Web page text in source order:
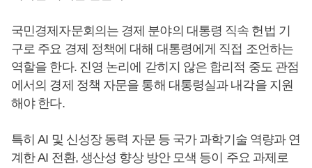
국민경제자문회의는 경제 분야의 대통령 직속 헌법 기
구로 주요 경제 정책에 대해 대통령에게 직접 조언하는
역할을 한다. 진영 논리에 갇히지 않은 합리적 중도 관점
에서의 경제 정책 자문을 통해 대통령실과 내각을 지원
해야 한다.
특히 AI 및 신성장 동력 자문 등 국가 과학기술 역량과 연
계한 AI 전환, 생산성 향상 방안 모색 등이 주요 과제로